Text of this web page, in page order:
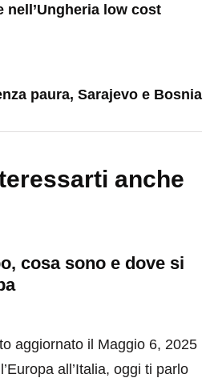
nell’Ungheria low cost
paura, Sarajevo e Bosnia
anche
cosa sono e dove si
aggiornato il Maggio 6, 2025
all’Italia, oggi ti parlo